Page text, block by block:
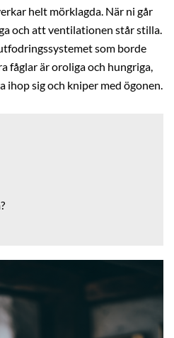
helt mörklagda. När ni går
och att ventilationen står stilla.
som borde
fåglar är oroliga och hungriga,
ihop sig och kniper med ögonen.